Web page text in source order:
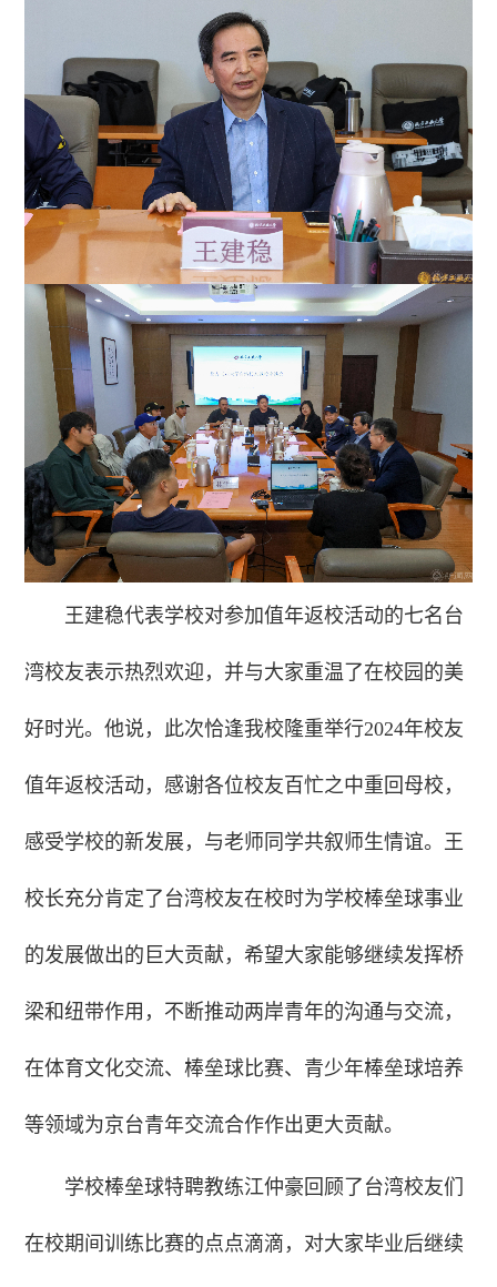
王建稳代表学校对参加值年返校活动的七名台
湾校友表示热烈欢迎，并与大家重温了在校园的美
好时光。他说，此次恰逢我校隆重举行2024年校友
值年返校活动，感谢各位校友百忙之中重回母校，
感受学校的新发展，与老师同学共叙师生情谊。王
校长充分肯定了台湾校友在校时为学校棒垒球事业
的发展做出的巨大贡献，希望大家能够继续发挥桥
梁和纽带作用，不断推动两岸青年的沟通与交流，
在体育文化交流、棒垒球比赛、青少年棒垒球培养
等领域为京台青年交流合作作出更大贡献。
学校棒垒球特聘教练江仲豪回顾了台湾校友们
在校期间训练比赛的点点滴滴，对大家毕业后继续